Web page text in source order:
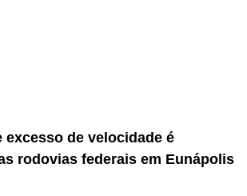
excesso de velocidade é
rodovias federais em Eunápolis